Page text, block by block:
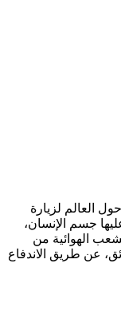
العالم لزيارة
جسم الإنسان،
الهوائية من
عن طريق الاندفاع